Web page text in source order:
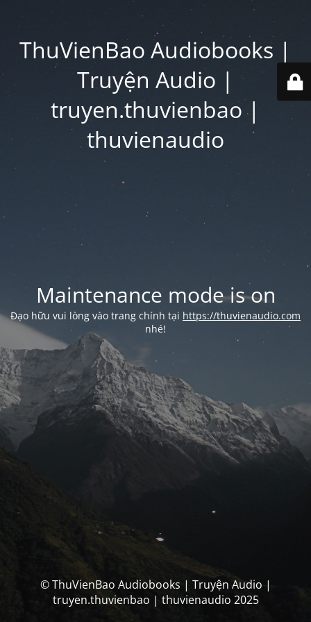
ThuVienBao Audiobooks |
Truyện Audio |
truyen.thuvienbao |
thuvienaudio
Maintenance mode is on
Đạo hữu vui lòng vào trang chính tại https://thuvienaudio.com
nhé!
© ThuVienBao Audiobooks | Truyện Audio |
truyen.thuvienbao | thuvienaudio 2025